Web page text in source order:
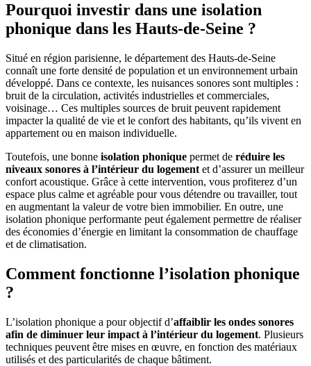
Pourquoi investir dans une isolation
phonique dans les Hauts-de-Seine ?
Situé en région parisienne, le département des Hauts-de-Seine
connaît une forte densité de population et un environnement urbain
développé. Dans ce contexte, les nuisances sonores sont multiples :
bruit de la circulation, activités industrielles et commerciales,
voisinage… Ces multiples sources de bruit peuvent rapidement
impacter la qualité de vie et le confort des habitants, qu’ils vivent en
appartement ou en maison individuelle.
Toutefois, une bonne isolation phonique permet de réduire les
niveaux sonores à l’intérieur du logement et d’assurer un meilleur
confort acoustique. Grâce à cette intervention, vous profiterez d’un
espace plus calme et agréable pour vous détendre ou travailler, tout
en augmentant la valeur de votre bien immobilier. En outre, une
isolation phonique performante peut également permettre de réaliser
des économies d’énergie en limitant la consommation de chauffage
et de climatisation.
Comment fonctionne l’isolation phonique
?
L’isolation phonique a pour objectif d’affaiblir les ondes sonores
afin de diminuer leur impact à l’intérieur du logement. Plusieurs
techniques peuvent être mises en œuvre, en fonction des matériaux
utilisés et des particularités de chaque bâtiment.